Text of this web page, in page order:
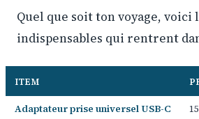
Quel que soit ton voyage, voici
indispensables qui rentrent
ITEM
Adaptateur prise universel USB-C